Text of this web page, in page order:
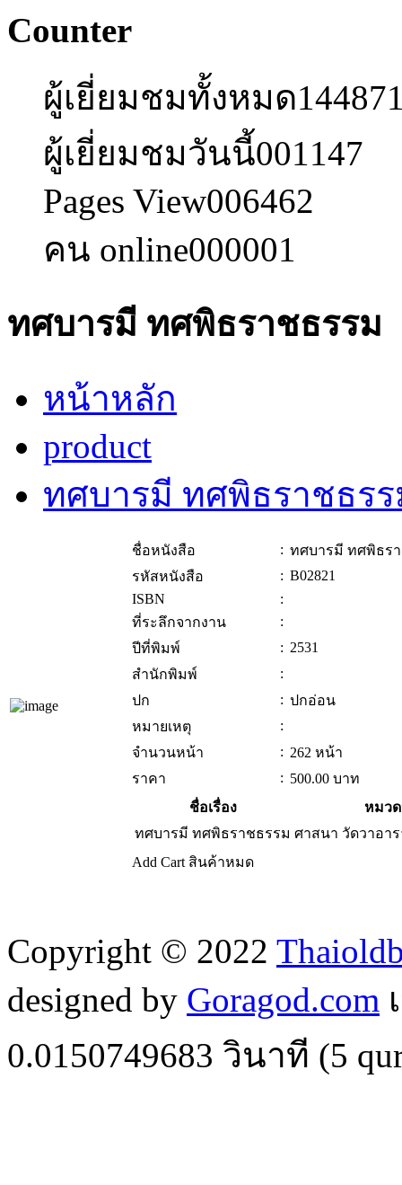
Counter
ผู้เยี่ยมชมทั้งหมด
ผู้เยี่ยมชมวันนี้001147
Pages View006462
คน online000001
ทศบารมี ทศพิธราชธรรม
หน้าหลัก
product
ทศบารมี ทศพิธราชธร
ชื่อหนังสือ : ทศบารมี ทศพิธร
รหัสหนังสือ
: B02821
ISBN
:
ที่ระลึกจากงาน
:
ปีที่พิมพ์
: 2531
สำนักพิมพ์
:
ปก
: ปกอ่อน
หมายเหตุ
:
จำนวนหน้า
: 262 หน้า
ราคา
: 500.00 บาท
ชื่อเรื่อง
หมว
ทศบารมี ทศพิธราชธรรม ศาสนา วัดวาอา
Add Cart สินค้าหมด
Copyright © 2022
designed by Goragod.com
0.0150749683 วินาที (5